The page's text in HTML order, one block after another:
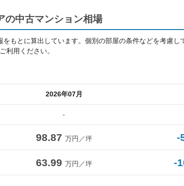
の中古マンション相場
もとに算出しています。個別の部屋の条件などを考慮
利用ください。
2026年07月
-
98.87 万円／坪 -
63.99 万円／坪 -